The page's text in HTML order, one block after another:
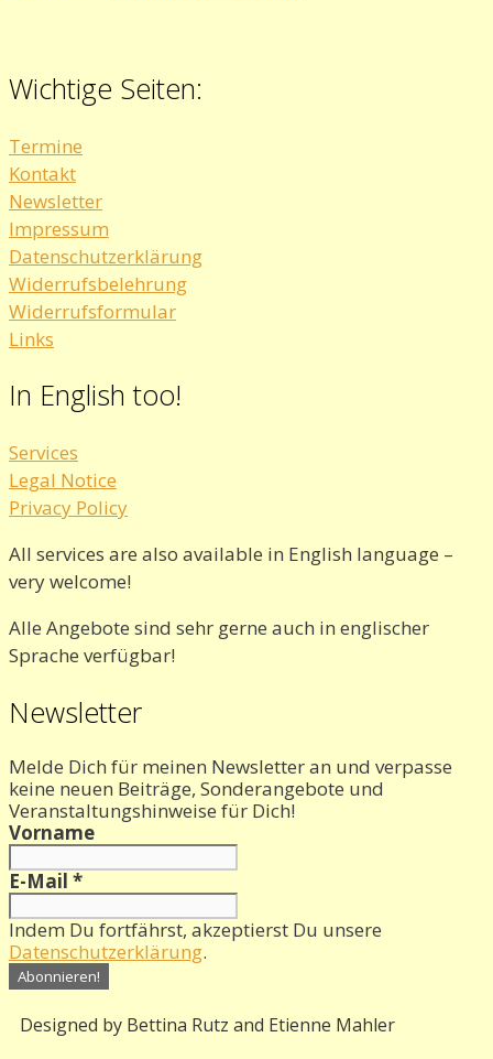
Wichtige Seiten:
Termine
Kontakt
Newsletter
Impressum
Datenschutzerklärung
Widerrufsbelehrung
Widerrufsformular
Links
In English too!
Services
Legal Notice
Privacy Policy
All services are also available in English language –
very welcome!
Alle Angebote sind sehr gerne auch in englischer
Sprache verfügbar!
Newsletter
Melde Dich für meinen Newsletter an und verpasse
keine neuen Beiträge, Sonderangebote und
Veranstaltungshinweise für Dich!
Vorname
E-Mail *
Indem Du fortfährst, akzeptierst Du unsere
Datenschutzerklärung.
Designed by Bettina Rutz and Etienne Mahler